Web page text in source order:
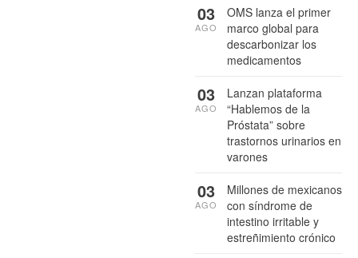
OMS lanza el primer
marco global para
descarbonizar los
medicamentos
03
AGO
Lanzan plataforma
“Hablemos de la
Próstata” sobre
trastornos urinarios en
varones
03
AGO
Millones de mexicanos
con síndrome de
intestino irritable y
estreñimiento crónico
03
AGO